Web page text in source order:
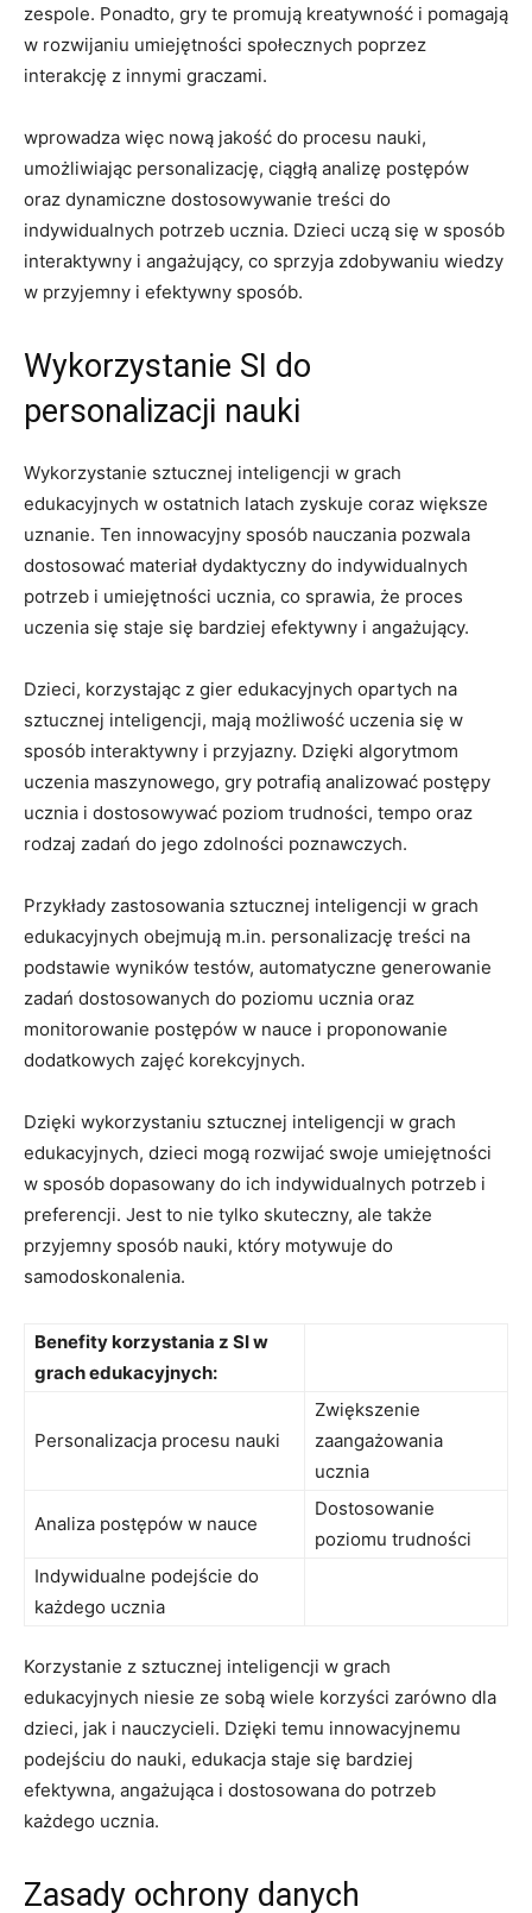
zespole. ⁢Ponadto, gry te promują kreatywność ‌i pomagają
w rozwijaniu umiejętności społecznych poprzez
interakcję z innymi graczami.
wprowadza więc⁤ nową jakość do procesu nauki,
umożliwiając personalizację, ciągłą ‍analizę postępów
oraz dynamiczne ‍dostosowywanie‌ treści do
indywidualnych⁣ potrzeb ucznia.​ Dzieci uczą⁣ się​ w​ sposób
interaktywny i angażujący, co ⁣sprzyja zdobywaniu⁢ wiedzy
w przyjemny i efektywny sposób.
Wykorzystanie SI do‌
personalizacji nauki
Wykorzystanie sztucznej inteligencji w grach
edukacyjnych w ostatnich​ latach zyskuje coraz większe
uznanie. Ten‌ innowacyjny sposób ‍nauczania pozwala‌
dostosować materiał dydaktyczny do indywidualnych
⁣potrzeb ⁣i ⁢umiejętności ucznia, co sprawia, że proces
uczenia⁤ się staje się bardziej efektywny​ i angażujący.
Dzieci, korzystając z gier ⁢edukacyjnych ⁢opartych na
sztucznej inteligencji, mają⁣ możliwość uczenia się⁤ w‍
sposób interaktywny i przyjazny. Dzięki algorytmom
uczenia maszynowego, gry⁢ potrafią analizować postępy⁢
ucznia​ i dostosowywać poziom trudności,⁤ tempo oraz
rodzaj zadań ‌do jego zdolności poznawczych.
Przykłady zastosowania sztucznej inteligencji w⁣ grach‌
edukacyjnych obejmują m.in. personalizację treści‍ na
‍podstawie wyników testów, ⁢automatyczne generowanie
zadań dostosowanych do‌ poziomu ucznia ‌oraz
monitorowanie⁤ postępów w ⁣nauce ‍i ​proponowanie
dodatkowych zajęć ‌korekcyjnych.
Dzięki wykorzystaniu sztucznej⁤ inteligencji⁣ w grach⁤
edukacyjnych, dzieci mogą rozwijać swoje umiejętności
w sposób dopasowany​ do ‌ich indywidualnych potrzeb i
preferencji. ‍Jest to nie tylko skuteczny, ale także
przyjemny⁢ sposób ‍nauki, który⁣ motywuje do
samodoskonalenia.
Benefity korzystania​ z SI w
grach edukacyjnych:
Personalizacja procesu ⁤nauki
Zwiększenie
zaangażowania
ucznia
Analiza postępów w ⁤nauce
Dostosowanie ​
poziomu⁤ trudności
Indywidualne podejście ‌do
każdego ucznia
Korzystanie z sztucznej ​inteligencji w⁢ grach
edukacyjnych ‌niesie ze sobą wiele korzyści zarówno dla
dzieci, jak i nauczycieli. Dzięki ​temu⁢ innowacyjnemu
podejściu‍ do nauki, edukacja staje się bardziej ​
efektywna, ⁢angażująca i ⁣dostosowana do potrzeb
‌każdego ucznia.
Zasady ochrony danych